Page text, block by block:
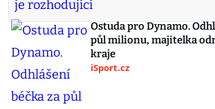
Ostuda pro Dynamo.
půl milionu, majitelka
kraje
iSport.cz